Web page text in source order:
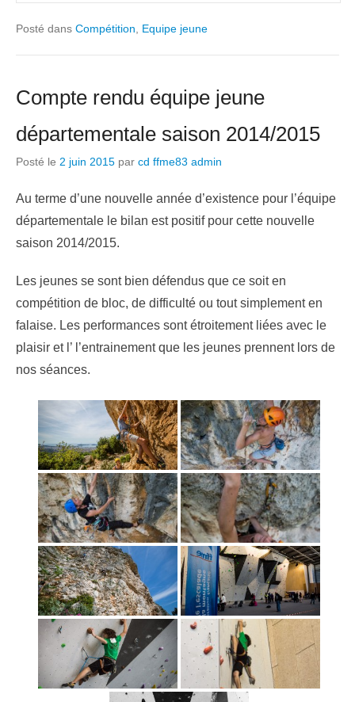
Posté dans Compétition Equipe jeune
Compte rendu équipe jeune
départementale saison 2014/2015
Posté le 2 juin 2015 par cd ffme83 admin
Au terme d’une nouvelle année d’existence pour l’équipe
départementale le bilan est positif pour cette nouvelle
saison 2014/2015.
Les jeunes se sont bien défendus que ce soit en
compétition de bloc, de difficulté ou tout simplement en
falaise. Les performances sont étroitement liées avec le
plaisir et l’ l’entrainement que les jeunes prennent lors de
nos séances.